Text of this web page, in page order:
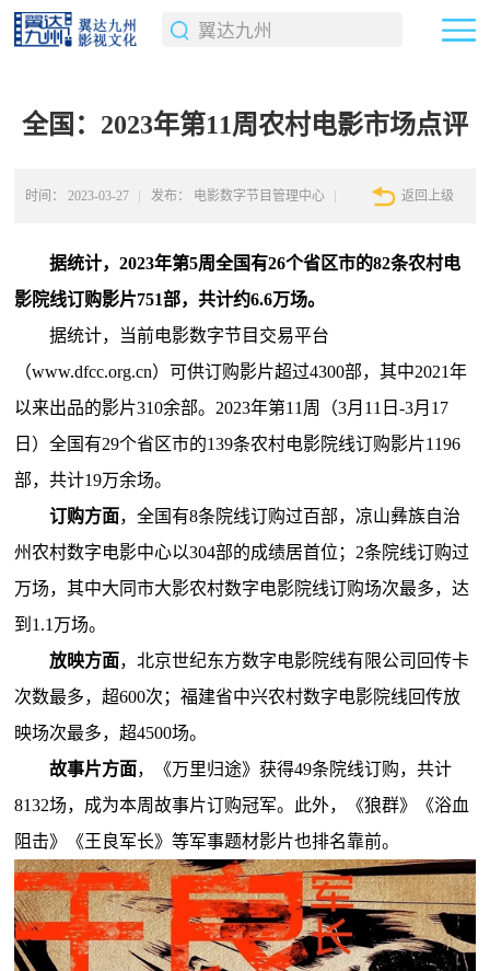
全国：2023年第11周农村电影市场点评
时间： 2023-03-27 发布： 电影数字节目管理中心 返回上级
据统计，2023年第5周全国有26个省区市的82条农村电
影院线订购影片751部，共计约6.6万场。
据统计，当前电影数字节目交易平台
（www.dfcc.org.cn）可供订购影片超过4300部，其中2021年
以来出品的影片310余部。2023年第11周（3月11日-3月17
日）全国有29个省区市的139条农村电影院线订购影片1196
部，共计19万余场。
订购方面，全国有8条院线订购过百部，凉山彝族自治
州农村数字电影中心以304部的成绩居首位；2条院线订购过
万场，其中大同市大影农村数字电影院线订购场次最多，达
到1.1万场。
放映方面，北京世纪东方数字电影院线有限公司回传卡
次数最多，超600次；福建省中兴农村数字电影院线回传放
映场次最多，超4500场。
故事片方面，《万里归途》获得49条院线订购，共计
8132场，成为本周故事片订购冠军。此外，《狼群》《浴血
阻击》《王良军长》等军事题材影片也排名靠前。